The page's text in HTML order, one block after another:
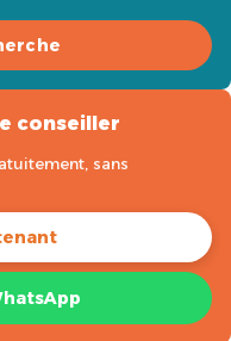
conseiller
sans